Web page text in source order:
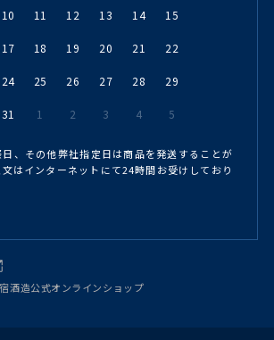
10 11 12 13 14 15
17 18 19 20 21 22
24 25 26 27 28 29
31 1 2 3 4 5
、その他弊社指定日は商品を発送することが
はインターネットにて24時間お受けしており
酒造公式オンラインショップ